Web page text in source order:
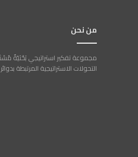
من نحن
مجموعة تفكير استراتيجي بَحْثيّةٌ
التحولات الاستراتيجية المرتبطة